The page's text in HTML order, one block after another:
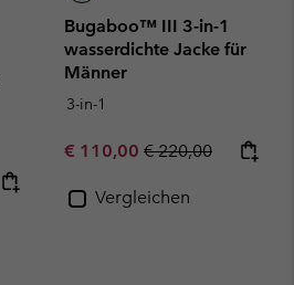
Bugaboo™ III 3-in-1
wasserdichte Jacke für
Männer
3-in-1
Sale price:
€ 110,00 Regular price:
€ 220,00
Vergleichen